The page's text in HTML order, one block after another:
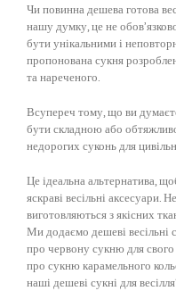
Чи повинна дешева готова
нашу думку, це не
бути унікальними і
пропонована сукня
та нареченого.
Всупереч тому, що ви
бути складною або
недорогих суконь для
Це ідеальна альтернатива,
яскраві весільні аксесуари.
виготовляються з якісних
Ми додаємо дешеві весільні
про червону сукню для
про сукню карамельного
наші дешеві сукні для